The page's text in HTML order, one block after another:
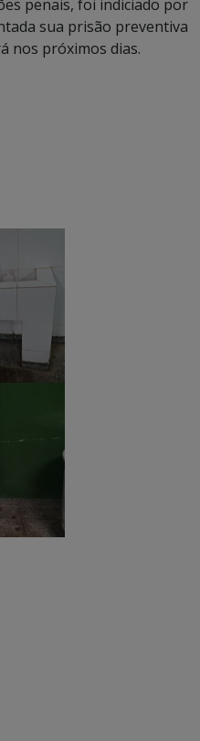
penais, foi indiciado por
sua prisão preventiva
nos próximos dias.